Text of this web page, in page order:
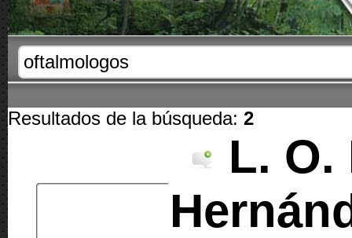
Resultados de la búsqueda: 2
L. O.